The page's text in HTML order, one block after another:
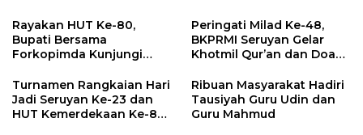
Rayakan HUT Ke-80,
Bupati Bersama
Forkopimda Kunjungi
Peringati Milad Ke-48,
BKPRMI Seruyan Gelar
Khotmil Qur’an dan Doa
Turnamen Rangkaian Hari
Jadi Seruyan Ke-23 dan
HUT Kemerdekaan Ke-80
Ribuan Masyarakat Hadiri
Tausiyah Guru Udin dan
Guru Mahmud